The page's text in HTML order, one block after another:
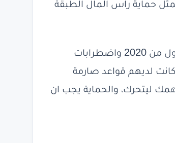
حماية راس المال الطبقة
حسب ما راقبت خلال فترات التقلب الحاد مثل احداث الربع الاول من 2020 واضطرابات
كانت لديهم قواعد صارمة
ليتحرك، والحماية يجب ان